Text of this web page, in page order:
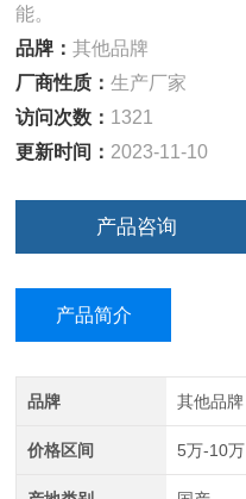
能。
品牌：其他品牌
厂商性质：生产厂家
访问次数： 1321
更新时间： 2023-11-10
产品咨询
产品简介
品牌 其他品牌
价格区间 5万-10万